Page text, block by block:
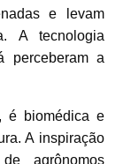
e levam
A tecnologia
perceberam a
é biomédica e
A inspiração
agrônomos